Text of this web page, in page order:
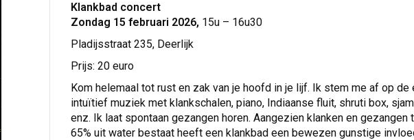
Klankbad concert
Zondag 15 februari 2026, 15u – 16u30
Pladijsstraat 235, Deerlijk
Prijs: 20 euro
Kom helemaal tot rust en zak van je hoofd in je lijf. Ik stem me af op de
intuïtief muziek met klankschalen, piano, Indiaanse fluit, shruti box,
enz. Ik laat spontaan gezangen horen. Aangezien klanken en
65% uit water bestaat heeft een klankbad een bewezen gunstige